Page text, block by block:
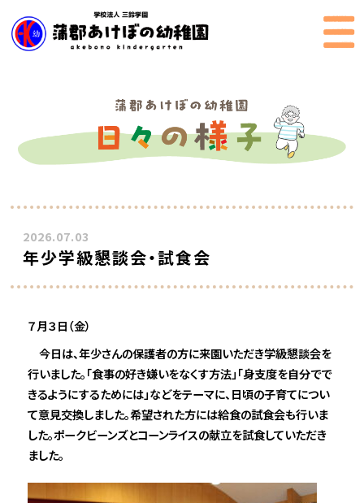
2026.07.03
年少学級懇談会・試食会
７月３日（金）
今日は、年少さんの保護者の方に来園いただき学級懇談会を
行いました。「食事の好き嫌いをなくす方法」「身支度を自分でで
きるようにするためには」などをテーマに、日頃の子育てについ
て意見交換しました。希望された方には給食の試食会も行いま
した。ポークビーンズとコーンライスの献立を試食していただき
ました。